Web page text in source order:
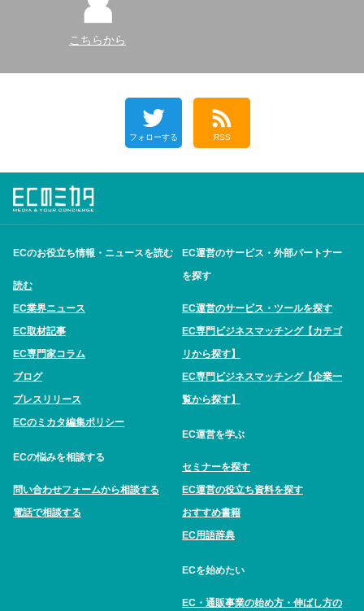
こちらから
フォローする RSS
ECのお役立ち情報・ニュースを読む
読む
EC業界ニュース
EC取材記事
EC専門家コラム
ブログ
プレスリリース
ECのミカタ編集ポリシー
ECの悩みを相談する
問い合わせフォームから相談する
電話で相談する
EC運営のサービス・外部パートナー
を探す
EC運営のサービス・ツールを探す
EC専門ビジネスマッチング【カテゴ
リから探す】
EC専門ビジネスマッチング【企業一
覧から探す】
EC運営を学ぶ
セミナーを探す
EC運営の役立ち資料を探す
おすすめ書籍
EC用語辞典
ECを始めたい
EC・通販事業の始め方・伸ばし方の